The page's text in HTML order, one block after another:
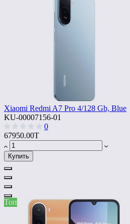
Xiaomi Redmi A7 Pro 4/128 Gb, Blue
KU-00007156-01
0
67950.00T
Купить
Топ